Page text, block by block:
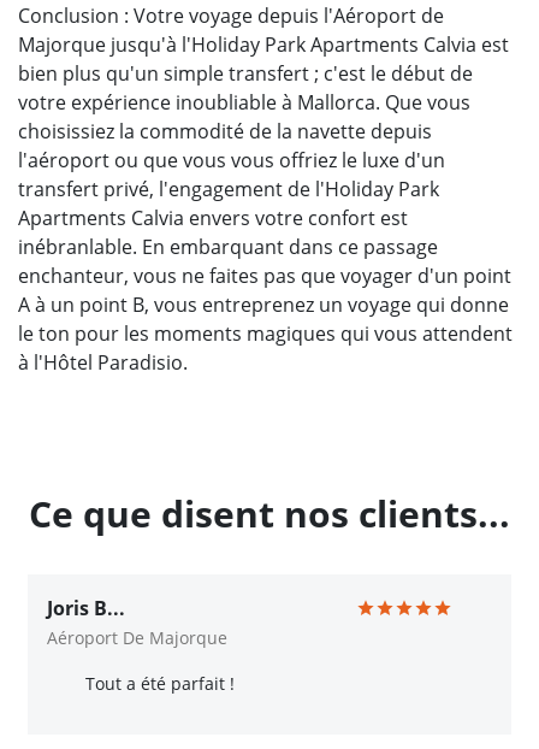
Conclusion : Votre voyage depuis l'Aéroport de
Majorque jusqu'à l'Holiday Park Apartments Calvia est
bien plus qu'un simple transfert ; c'est le début de
votre expérience inoubliable à Mallorca. Que vous
choisissiez la commodité de la navette depuis
l'aéroport ou que vous vous offriez le luxe d'un
transfert privé, l'engagement de l'Holiday Park
Apartments Calvia envers votre confort est
inébranlable. En embarquant dans ce passage
enchanteur, vous ne faites pas que voyager d'un point
A à un point B, vous entreprenez un voyage qui donne
le ton pour les moments magiques qui vous attendent
à l'Hôtel Paradisio.
Ce que disent nos clients...
Joris B...
Aéroport De Majorque
Tout a été parfait !